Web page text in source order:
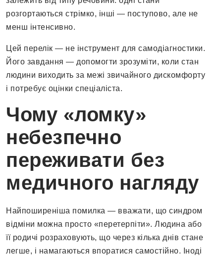
розгортаються стрімко, інші — поступово, але не
менш інтенсивно.
Цей перелік — не інструмент для самодіагностики.
Його завдання — допомогти зрозуміти, коли стан
людини виходить за межі звичайного дискомфорту
і потребує оцінки спеціаліста.
Чому «ломку»
небезпечно
переживати без
медичного нагляду
Найпоширеніша помилка — вважати, що синдром
відміни можна просто «перетерпіти». Людина або
її родичі розраховують, що через кілька днів стане
легше, і намагаються впоратися самостійно. Іноді